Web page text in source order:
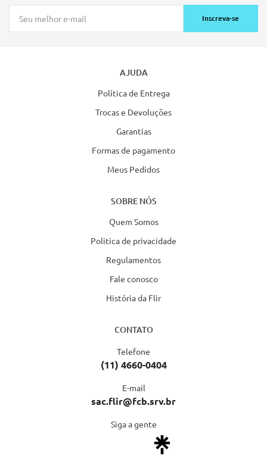
Inscreva-se
AJUDA
Política de Entrega
Trocas e Devoluções
Garantias
Formas de pagamento
Meus Pedidos
SOBRE NÓS
Quem Somos
Politica de privacidade
Regulamentos
Fale conosco
História da Flir
CONTATO
Telefone
(11) 4660-0404
E-mail
sac.flir@fcb.srv.br
Siga a gente